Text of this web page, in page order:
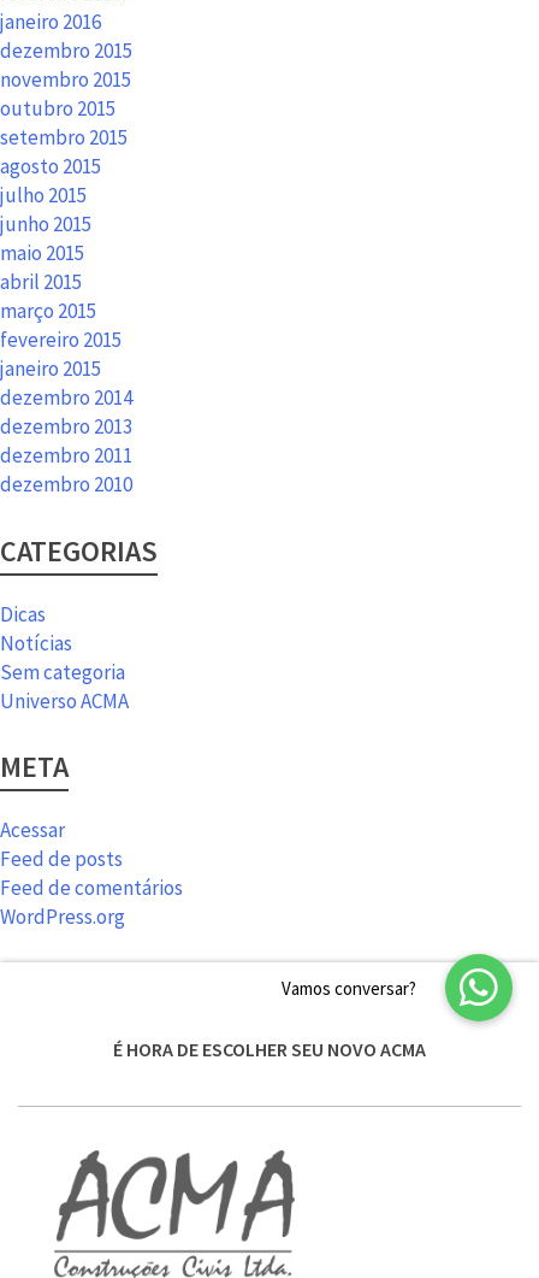
janeiro 2016
dezembro 2015
novembro 2015
outubro 2015
setembro 2015
agosto 2015
julho 2015
junho 2015
maio 2015
abril 2015
março 2015
fevereiro 2015
janeiro 2015
dezembro 2014
dezembro 2013
dezembro 2011
dezembro 2010
CATEGORIAS
Dicas
Notícias
Sem categoria
Universo ACMA
META
Acessar
Feed de posts
Feed de comentários
WordPress.org
É HORA DE ESCOLHER SEU NOVO ACMA